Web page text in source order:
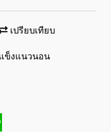
เปรียบเทียบ
ข็งแนวนอน